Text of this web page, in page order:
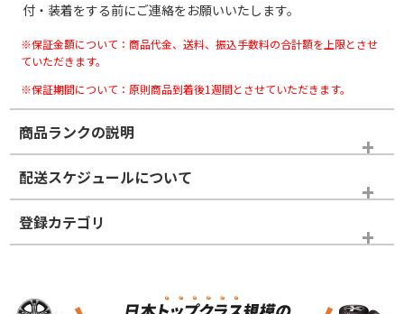
付・装着をする前にご連絡をお願いいたします。
※保証金額について：商品代金、送料、振込手数料の合計額を上限とさせ
ていただきます。
※保証期間について：原則商品到着後1週間とさせていただきます。
商品ランクの説明
※商品ランクは出品者の主観により判断しておりますので、あら
かじめご了承ください。
ホイールランク
配送スケジュールについて
登録カテゴリ
スタッドレスタイヤホイールセット